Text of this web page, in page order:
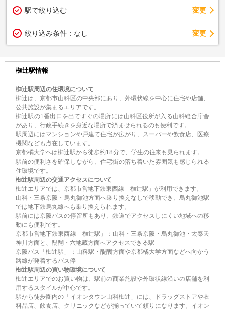
駅で絞り込む 変更
絞り込み条件： なし 変更
椥辻駅情報
椥辻駅周辺の住環境について
椥辻は、京都市山科区の中央部にあり、外環状線を中心に住宅や店舗、
公共施設が集まるエリアです。
椥辻駅の1番出口を出てすぐの場所には山科区役所が入る山科総合庁舎
があり、行政手続きを身近な場所で済ませられるのも便利です。
駅周辺にはマンションや戸建て住宅が広がり、スーパーや飲食店、医療
機関なども点在しています。
京都橘大学へは椥辻駅から徒歩約18分で、学生の往来も見られます。
駅前の便利さを確保しながら、住宅街の落ち着いた雰囲気も感じられる
住環境です。
椥辻駅周辺の交通アクセスについて
椥辻エリアでは、京都市営地下鉄東西線「椥辻駅」が利用できます。
山科・三条京阪・烏丸御池方面へ乗り換えなしで移動でき、烏丸御池駅
では地下鉄烏丸線へも乗り換えられます。
駅前には京阪バスの停留所もあり、鉄道でアクセスしにくい地域への移
動にも便利です。
京都市営地下鉄東西線「椥辻駅」：山科・三条京阪・烏丸御池・太秦天
神川方面と、醍醐・六地蔵方面へアクセスできる駅
京阪バス「椥辻駅」：山科駅・醍醐方面や京都橘大学方面などへ向かう
路線が発着するバス停
椥辻駅周辺の買い物環境について
椥辻エリアでのお買い物は、駅前の商業施設や外環状線沿いの店舗を利
用するスタイルが中心です。
駅から徒歩圏内の「イオンタウン山科椥辻」には、ドラッグストアや衣
料品店、飲食店、クリニックなどが揃っていて頼りになります。イオン